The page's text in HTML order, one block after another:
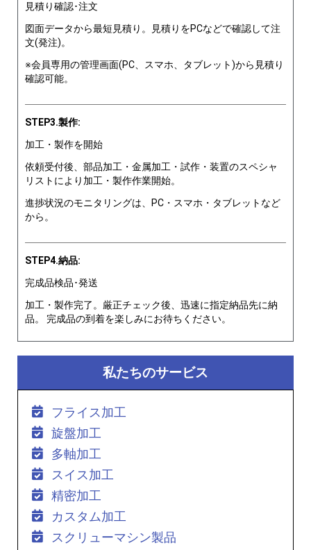
見積り確認･注文
図面データから最短見積り。見積りをPCなどで確認して注
文(発注)。
※会員専用の管理画面(PC、スマホ、タブレット)から見積り
確認可能。
STEP3.製作:
加工・製作を開始
依頼受付後、部品加工・金属加工・試作・装置のスペシャ
リストにより加工・製作作業開始。
進捗状況のモニタリングは、PC・スマホ・タブレットなど
から。
STEP4.納品:
完成品検品･発送
加工・製作完了。厳正チェック後、迅速に指定納品先に納
品。 完成品の到着を楽しみにお待ちください。
私たちのサービス
フライス加工
旋盤加工
多軸加工
スイス加工
精密加工
カスタム加工
スクリューマシン製品